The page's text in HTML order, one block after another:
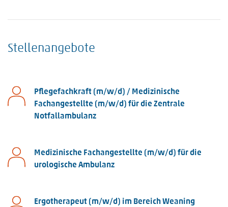
Stellenangebote
Pflegefachkraft (m/w/d) / Medizinische
Fachangestellte (m/w/d) für die Zentrale
Notfallambulanz
Medizinische Fachangestellte (m/w/d) für die
urologische Ambulanz
Ergotherapeut (m/w/d) im Bereich Weaning